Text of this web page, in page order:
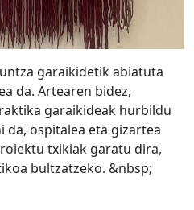
garaikidetik abiatuta
da. Artearen bidez,
garaikideak hurbildu
da, ospitalea eta gizartea
txikiak garatu dira,
bultzatzeko. &nbsp;